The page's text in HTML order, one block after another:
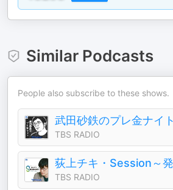
Similar Podcasts
People also subscribe to these shows.
武田砂鉄のプレ金ナイト
TBS RADIO
TBS RADIO